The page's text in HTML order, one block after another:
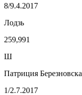
8/9.4.2017
Лодзь
259,991
Ш
Патриция Березновска
1/2.7.2017